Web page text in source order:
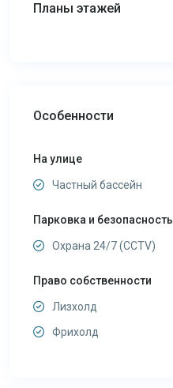
Планы этажей
Особенности
На улице
Частный бассейн
Парковка и безопасность
Охрана 24/7 (CCTV)
Право собственности
Лизхолд
Фрихолд